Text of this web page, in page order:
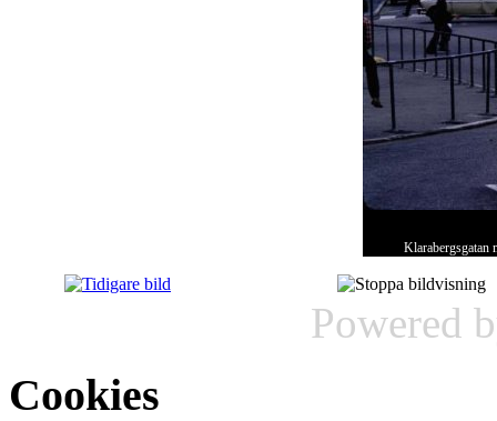
Klarabergsgatan
Powered
Cookies